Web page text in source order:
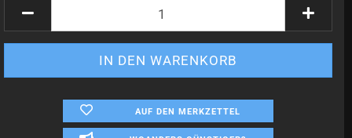
AUF DEN MERKZETTEL